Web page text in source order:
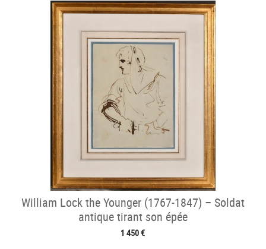
William Lock the Younger (1767-1847) – Soldat
antique tirant son épée
1 450 €